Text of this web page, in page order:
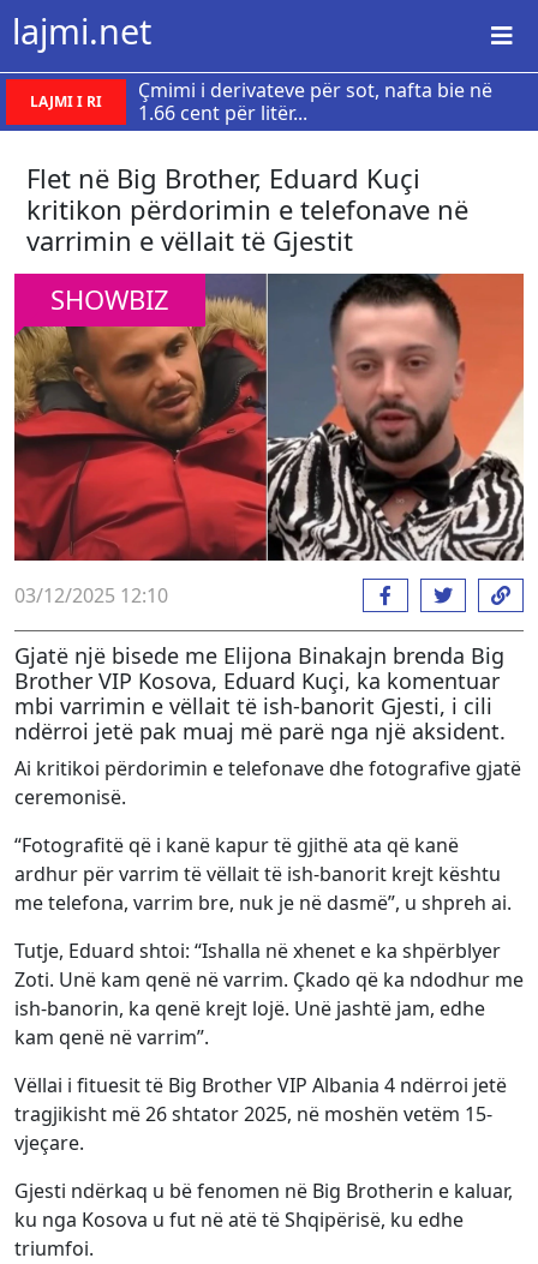
lajmi.net
LAJMI I RI
Çmimi i derivateve për sot, nafta bie në
1.66 cent për litër...
Flet në Big Brother, Eduard Kuçi
kritikon përdorimin e telefonave në
varrimin e vëllait të Gjestit
SHOWBIZ
03/12/2025 12:10
Gjatë një bisede me Elijona Binakajn brenda Big
Brother VIP Kosova, Eduard Kuçi, ka komentuar
mbi varrimin e vëllait të ish-banorit Gjesti, i cili
ndërroi jetë pak muaj më parë nga një aksident.
Ai kritikoi përdorimin e telefonave dhe fotografive gjatë
ceremonisë.
“Fotografitë që i kanë kapur të gjithë ata që kanë
ardhur për varrim të vëllait të ish-banorit krejt kështu
me telefona, varrim bre, nuk je në dasmë”, u shpreh ai.
Tutje, Eduard shtoi: “Ishalla në xhenet e ka shpërblyer
Zoti. Unë kam qenë në varrim. Çkado që ka ndodhur me
ish-banorin, ka qenë krejt lojë. Unë jashtë jam, edhe
kam qenë në varrim”.
Vëllai i fituesit të Big Brother VIP Albania 4 ndërroi jetë
tragjikisht më 26 shtator 2025, në moshën vetëm 15-
vjeçare.
Gjesti ndërkaq u bë fenomen në Big Brotherin e kaluar,
ku nga Kosova u fut në atë të Shqipërisë, ku edhe
triumfoi.